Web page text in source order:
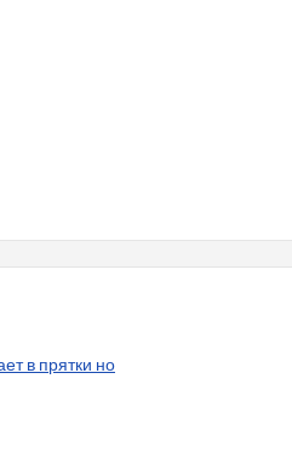
в прятки но